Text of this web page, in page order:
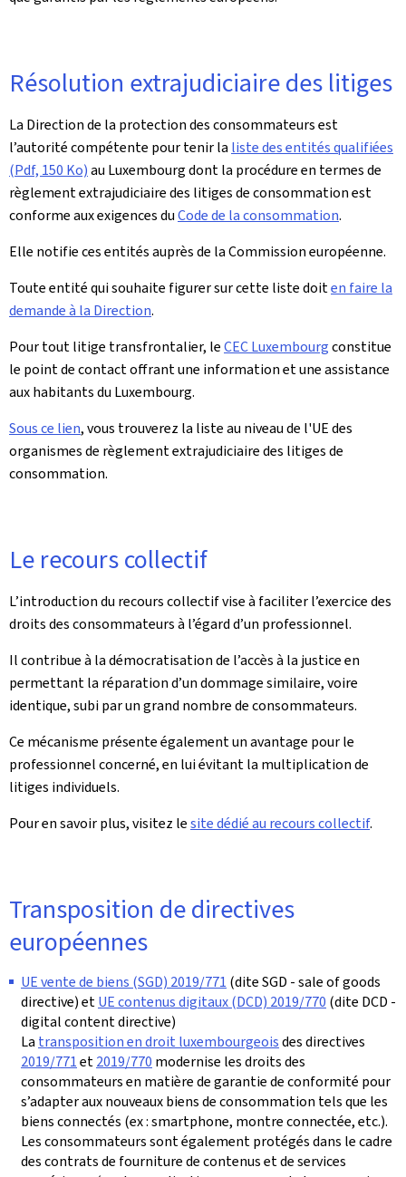
Résolution extrajudiciaire des litiges
La Direction de la protection des consommateurs est
l’autorité compétente pour tenir la liste des entités qualifiées
(Pdf, 150 Ko)au Luxembourg dont la procédure en termes de
règlement extrajudiciaire des litiges de consommation est
conforme aux exigences duCode de la consommation.
Elle notifie ces entités auprès de la Commission européenne.
Toute entité qui souhaite figurer sur cette liste doiten faire la
demande à la Direction.
Pour tout litige transfrontalier, leCEC Luxembourgconstitue
le point de contact offrant une information et une assistance
aux habitants du Luxembourg.
Sous ce lien, vous trouverez la liste au niveau de l'UE des
organismes de règlement extrajudiciaire des litiges de
consommation.
Le recours collectif
L’introduction du recours collectif vise à faciliter l’exercice des
droits des consommateurs à l’égard d’un professionnel.
Il contribue à la démocratisation de l’accès à la justice en
permettant la réparation d’un dommage similaire, voire
identique, subi par un grand nombre de consommateurs.
Ce mécanisme présente également un avantage pour le
professionnel concerné, en lui évitant la multiplication de
litiges individuels.
Pour en savoir plus, visitez lesite dédié au recours collectif.
Transposition de directives
européennes
UE vente de biens (SGD) 2019/771 (dite SGD - sale of goods
directive) etUE contenus digitaux (DCD) 2019/770 (dite DCD -
digital content directive)
La transposition en droit luxembourgeoisdes directives
2019/771et2019/770 modernise les droits des
consommateurs en matière de garantie de conformité pour
s’adapter aux nouveaux biens de consommation tels que les
biens connectés (ex : smartphone, montre connectée, etc.).
Les consommateurs sont également protégés dans le cadre
des contrats de fourniture de contenus et de services